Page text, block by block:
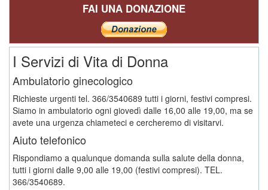
FAI UNA DONAZIONE
I Servizi di Vita di Donna
Ambulatorio ginecologico
Richieste urgenti tel. 366/3540689 tutti i giorni, festivi compresi.
Siamo in ambulatorio ogni giovedì dalle 16,00 alle 19,00, ma se
avete una urgenza chiameteci e cercheremo di visitarvi.
Aiuto telefonico
Rispondiamo a qualunque domanda sulla salute della donna,
tutti i giorni dalle 9,00 alle 19,00 (festivi compresi). TEL.
366/3540689.